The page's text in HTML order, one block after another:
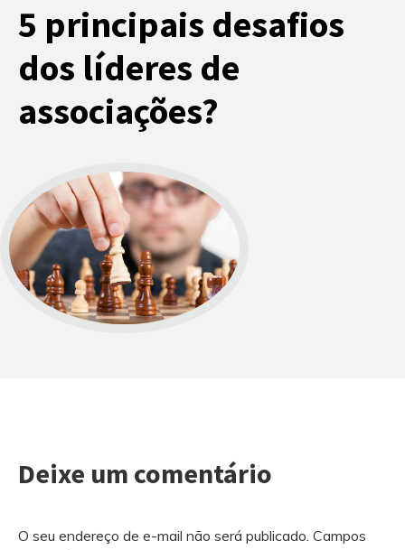
5 principais desafios
dos líderes de
associações?
Deixe um comentário
O seu endereço de e-mail não será publicado. Campos